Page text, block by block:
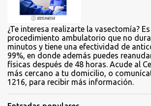
¿Te interesa realizarte la vasectomía?
procedimiento ambulatorio que no
minutos y tiene una efectividad de
99%, en donde además puedes
físicas después de 48 horas. Acude al
más cercano a tu domicilio, o
1216, para recibir más información.